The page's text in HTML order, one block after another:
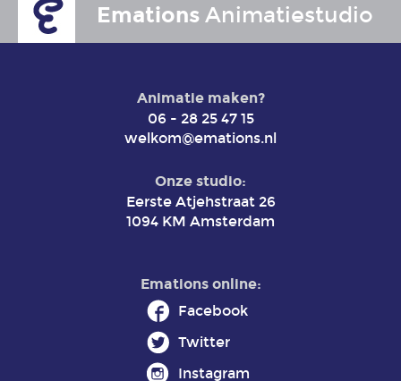
Emations Animatiestudio
Animatie maken?
06 - 28 25 47 15
welkom@emations.nl
Onze studio:
Eerste Atjehstraat 26
1094 KM Amsterdam
Emations online:
Facebook
Twitter
Instagram